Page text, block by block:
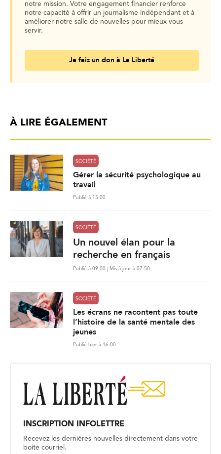
notre mission. Votre engagement financier renforce
notre capacité à offrir un journalisme indépendant et à
améliorer notre salle de nouvelles pour mieux vous
servir.
Je fais un don à La Liberté
À LIRE ÉGALEMENT
SOCIÉTÉ
Gérer la sécurité psychologique au
travail
Publié à 15:00
SOCIÉTÉ
Un nouvel élan pour la
recherche en français
Publié à 09:00 | Mis à jour à 07:50
SOCIÉTÉ
Les écrans ne racontent pas toute
l’histoire de la santé mentale des
jeunes
Publié hier à 16:00
INSCRIPTION INFOLETTRE
Recevez les dernières nouvelles directement dans votre
boite courriel.